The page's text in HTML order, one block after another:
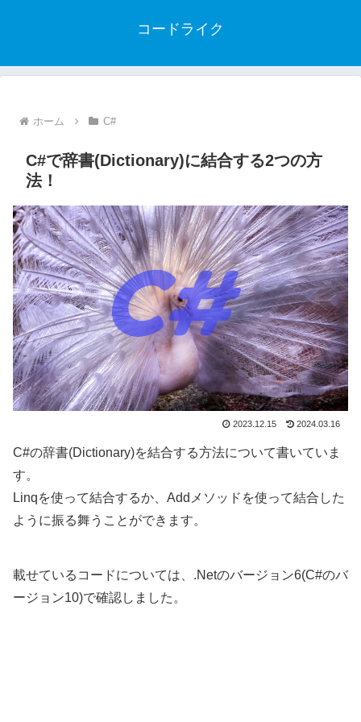
コードライク
ホーム C#
C#で辞書(Dictionary)に結合する2つの方
法！
2023.12.15 2024.03.16
C#の辞書(Dictionary)を結合する方法について書いていま
す。
Linqを使って結合するか、Addメソッドを使って結合した
ように振る舞うことができます。
載せているコードについては、.Netのバージョン6(C#のバ
ージョン10)で確認しました。